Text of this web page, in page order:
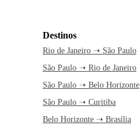
Destinos
Rio de Janeiro ➝ São Paulo
São Paulo ➝ Rio de Janeiro
São Paulo ➝ Belo Horizonte
São Paulo ➝ Curitiba
Belo Horizonte ➝ Brasília